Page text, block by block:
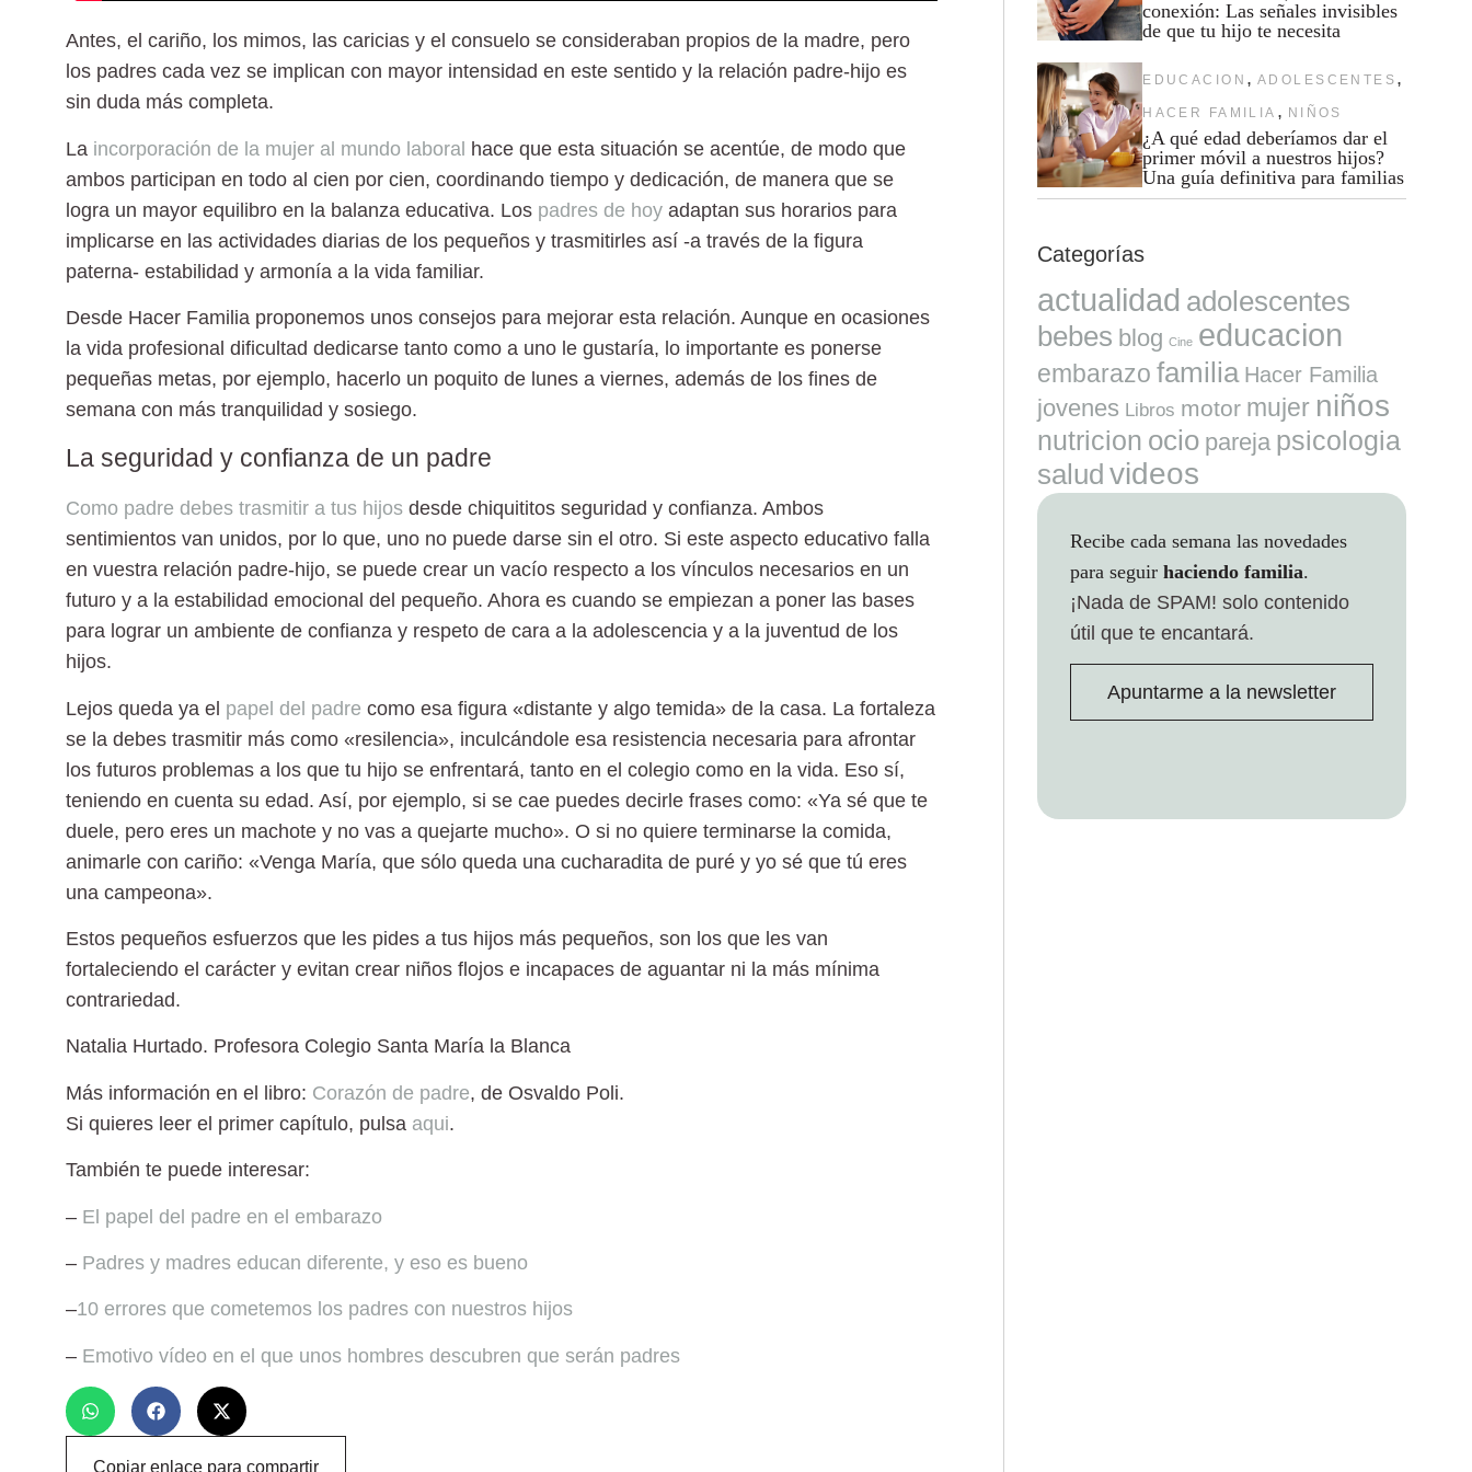
Antes, el cariño, los mimos, las caricias y el consuelo se consideraban propios de la madre, pero
los padres cada vez se implican con mayor intensidad en este sentido y la relación padre-hijo es
sin duda más completa.
La incorporación de la mujer al mundo laboral hace que esta situación se acentúe, de modo que
ambos participan en todo al cien por cien, coordinando tiempo y dedicación, de manera que se
logra un mayor equilibro en la balanza educativa. Los padres de hoy adaptan sus horarios para
implicarse en las actividades diarias de los pequeños y trasmitirles así -a través de la figura
paterna- estabilidad y armonía a la vida familiar.
Desde Hacer Familia proponemos unos consejos para mejorar esta relación. Aunque en ocasiones
la vida profesional dificultad dedicarse tanto como a uno le gustaría, lo importante es ponerse
pequeñas metas, por ejemplo, hacerlo un poquito de lunes a viernes, además de los fines de
semana con más tranquilidad y sosiego.
La seguridad y confianza de un padre
Como padre debes trasmitir a tus hijos desde chiquititos seguridad y confianza. Ambos
sentimientos van unidos, por lo que, uno no puede darse sin el otro. Si este aspecto educativo falla
en vuestra relación padre-hijo, se puede crear un vacío respecto a los vínculos necesarios en un
futuro y a la estabilidad emocional del pequeño. Ahora es cuando se empiezan a poner las bases
para lograr un ambiente de confianza y respeto de cara a la adolescencia y a la juventud de los
hijos.
Lejos queda ya el papel del padre como esa figura «distante y algo temida» de la casa. La fortaleza
se la debes trasmitir más como «resilencia», inculcándole esa resistencia necesaria para afrontar
los futuros problemas a los que tu hijo se enfrentará, tanto en el colegio como en la vida. Eso sí,
teniendo en cuenta su edad. Así, por ejemplo, si se cae puedes decirle frases como: «Ya sé que te
duele, pero eres un machote y no vas a quejarte mucho». O si no quiere terminarse la comida,
animarle con cariño: «Venga María, que sólo queda una cucharadita de puré y yo sé que tú eres
una campeona».
Estos pequeños esfuerzos que les pides a tus hijos más pequeños, son los que les van
fortaleciendo el carácter y evitan crear niños flojos e incapaces de aguantar ni la más mínima
contrariedad.
Natalia Hurtado. Profesora Colegio Santa María la Blanca
Más información en el libro: Corazón de padre, de Osvaldo Poli.
Si quieres leer el primer capítulo, pulsa aqui.
También te puede interesar:
– El papel del padre en el embarazo
– Padres y madres educan diferente, y eso es bueno
–10 errores que cometemos los padres con nuestros hijos
– Emotivo vídeo en el que unos hombres descubren que serán padres
Copiar enlace para compartir
conexión: Las señales invisibles
de que tu hijo te necesita
EDUCACION , ADOLESCENTES ,
HACER FAMILIA , NIÑOS
¿A qué edad deberíamos dar el
primer móvil a nuestros hijos?
Una guía definitiva para familias
Categorías
actualidad adolescentes
bebes blog Cine educacion
embarazo familia Hacer Familia
jovenes Libros motor mujer niños
nutricion ocio pareja psicologia
salud videos
Recibe cada semana las novedades
para seguir haciendo familia.
¡Nada de SPAM! solo contenido
útil que te encantará.
Apuntarme a la newsletter